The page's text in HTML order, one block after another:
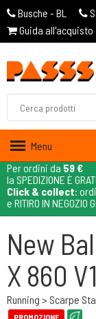
Busche - BL
Guida all'acquisto
Menu
Per ordini da 59 €
la SPEDIZIONE È
Click & collect:
e RITIRO IN NEGOZIO
New
X 860
Running > Scarpe
PROMOZIONE